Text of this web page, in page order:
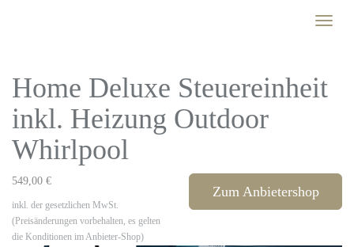
Toggle
Home Deluxe Steuereinheit
inkl. Heizung Outdoor
Whirlpool
549,00 €
inkl. der gesetzlichen MwSt.
(Preisänderungen vorbehalten, es gelten
die Konditionen im Anbieter-Shop)
Zum Anbietershop